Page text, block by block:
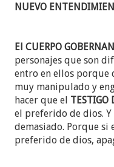
NUEVO
El CUERPO
personajes que son
entro en ellos porque
muy manipulado y
hacer que el TESTIGO
el preferido de dios.
demasiado. Porque si
preferido de dios,